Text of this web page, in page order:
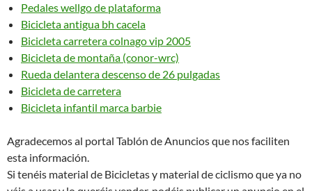
Pedales wellgo de plataforma
Bicicleta antigua bh cacela
Bicicleta carretera colnago vip 2005
Bicicleta de montaña (conor-wrc)
Rueda delantera descenso de 26 pulgadas
Bicicleta de carretera
Bicicleta infantil marca barbie
Agradecemos al portal Tablón de Anuncios que nos faciliten
esta información.
Si tenéis material de Bicicletas y material de ciclismo que ya no